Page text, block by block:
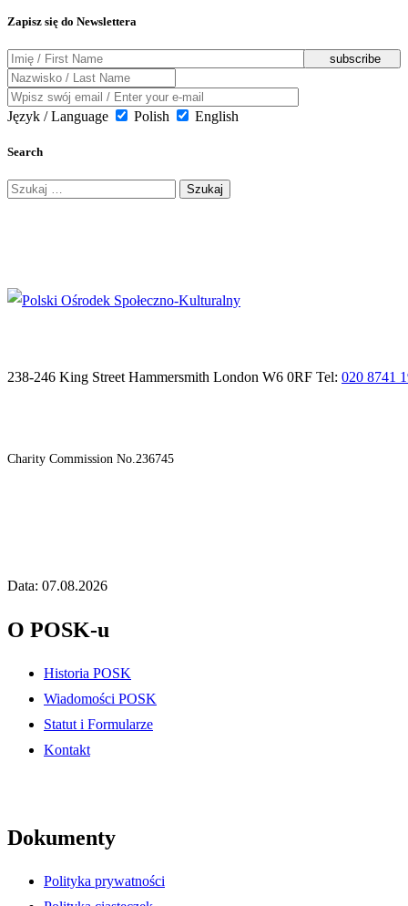
Zapisz się do Newslettera
Język / Language Polish English
Search
Szukaj:
238-246 King Street Hammersmith London W6 0RF Tel: 020 8741
Charity Commission No.236745
Data: 07.08.2026
O POSK-u
Historia POSK
Wiadomości POSK
Statut i Formularze
Kontakt
Dokumenty
Polityka prywatności